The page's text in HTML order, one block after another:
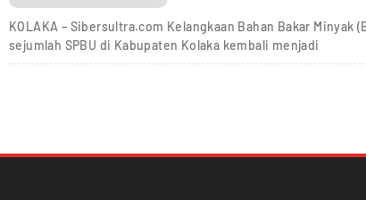
KOLAKA – Sibersultra.com Kelangkaan Bahan Bakar
sejumlah SPBU di Kabupaten Kolaka kembali menjadi